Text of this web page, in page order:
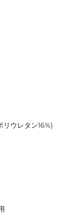
ウレタン16%)